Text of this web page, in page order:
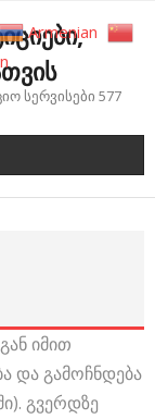
სერვისები 577
იმით
და გამოჩნდება
გვერდზე
Armenian